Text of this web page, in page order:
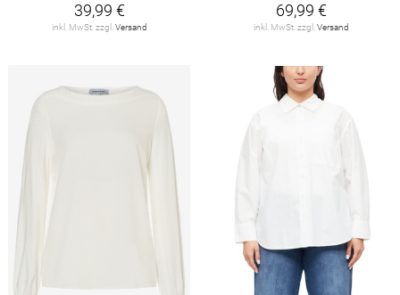
39,99 €
inkl. MwSt. zzgl. Versand
69,99 €
inkl. MwSt. zzgl. Versand